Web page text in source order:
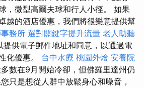
，微型高爾夫球和行人小徑。 如果
越的酒店優惠，我們將很樂意提供幫
務所 選對關鍵字提升流量 老人助聽
提供電子郵件地址和同意，以通過電
化優惠。 台中水療 桃園外燴 安養院
數在9月開始冷卻，但佛羅里達州仍
只是想從人群中放鬆身心和噪音，